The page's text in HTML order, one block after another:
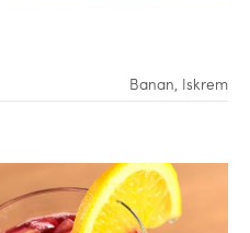
Banan, Iskrem